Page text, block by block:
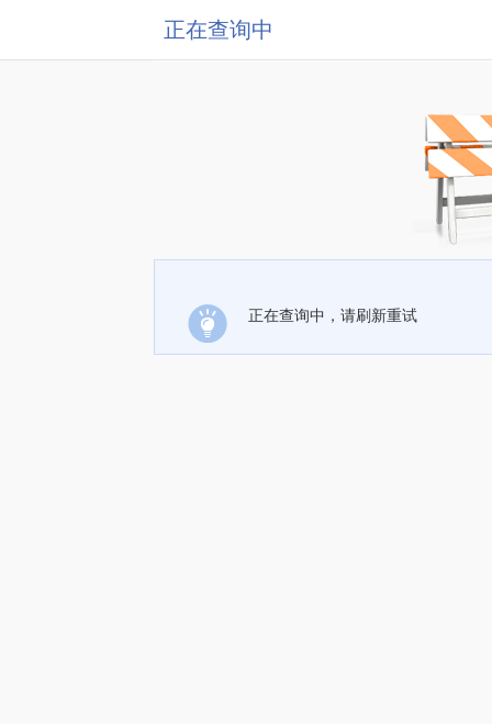
正在查询中
正在查询中，请刷新重试